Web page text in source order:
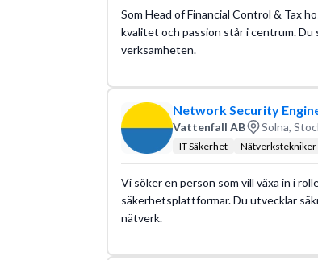
Som Head of Financial Control & Tax
kvalitet och passion står i centrum.
verksamheten.
Network Security
Vattenfall AB Solna,
IT Säkerhet Nätverkstekniker
Vi söker en person som vill växa in i
säkerhetsplattformar. Du utvecklar
nätverk.